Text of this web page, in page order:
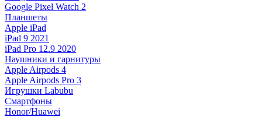
Google Pixel Watch 2
Планшеты
Apple iPad
iPad 9 2021
iPad Pro 12.9 2020
Наушники и гарнитуры
Apple Airpods 4
Apple Airpods Pro 3
Игрушки Labubu
Смартфоны
Honor/Huawei